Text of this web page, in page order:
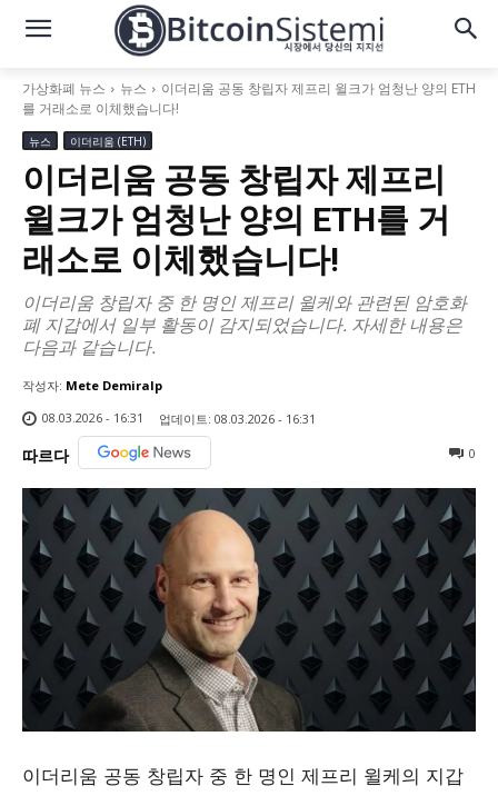
가상화폐 뉴스 뉴스
이더리움 공동 창립자 제프리 윌크가 엄청난 양의 ETH
를 거래소로 이체했습니다!
뉴스 이더리움 (ETH)
이더리움 공동 창립자 제프리
윌크가 엄청난 양의 ETH를 거
래소로 이체했습니다!
이더리움 창립자 중 한 명인 제프리 윌케와 관련된 암호화
폐 지갑에서 일부 활동이 감지되었습니다. 자세한 내용은
다음과 같습니다.
작성자: Mete Demiralp
08.03.2026 - 16:31
업데이트: 08.03.2026 - 16:31
따르다 0
이더리움 공동 창립자 중 한 명인 제프리 윌케의 지갑